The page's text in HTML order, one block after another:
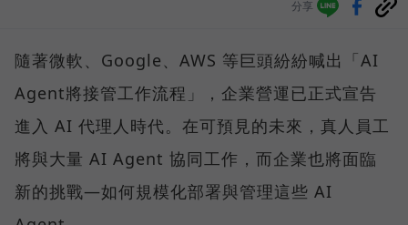
分享
隨著微軟、Google、AWS 等巨頭紛紛喊出「AI
Agent將接管工作流程」，企業營運已正式宣告
進入 AI 代理人時代。在可預見的未來，真人員工
將與大量 AI Agent 協同工作，而企業也將面臨
新的挑戰—如何規模化部署與管理這些 AI